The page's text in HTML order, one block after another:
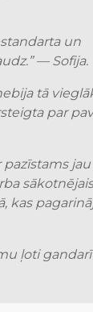
un
— Sofija.
tā
par
pazīstams
sākotnējais
kas
ļoti